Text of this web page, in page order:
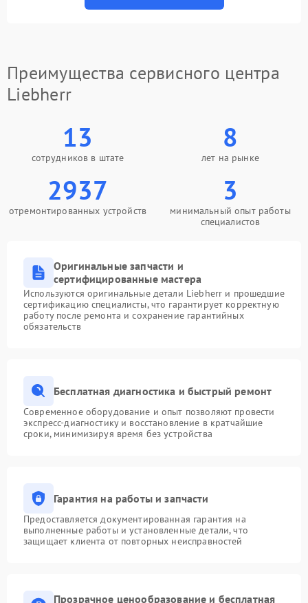
Преимущества сервисного центра
Liebherr
13
сотрудников в штате
8
лет на рынке
2937
отремонтированных устройств
3
минимальный опыт работы
специалистов
Оригинальные запчасти и
сертифицированные мастера
Используются оригинальные детали Liebherr и прошедшие
сертификацию специалисты, что гарантирует корректную
работу после ремонта и сохранение гарантийных
обязательств
Бесплатная диагностика и быстрый ремонт
Современное оборудование и опыт позволяют провести
экспресс-диагностику и восстановление в кратчайшие
сроки, минимизируя время без устройства
Гарантия на работы и запчасти
Предоставляется документированная гарантия на
выполненные работы и установленные детали, что
защищает клиента от повторных неисправностей
Прозрачное ценообразование и бесплатная